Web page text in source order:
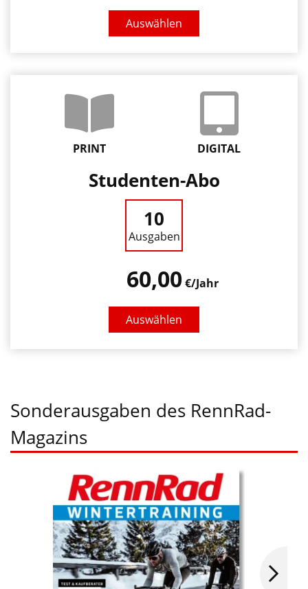
Auswählen
PRINT DIGITAL
Studenten-Abo
10
Ausgaben
60,00€/Jahr
Auswählen
Sonderausgaben des RennRad-
Magazins